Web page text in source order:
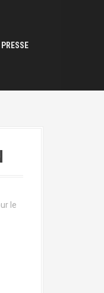
PRESSE
le